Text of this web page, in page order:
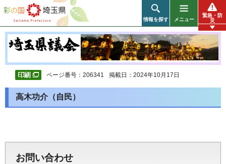
彩の国 埼玉県
情報を探す メニュー
緊急・防
災
ページ番号：206341 掲載日：2024年10月17日
高木功介（自民）
お問い合わせ